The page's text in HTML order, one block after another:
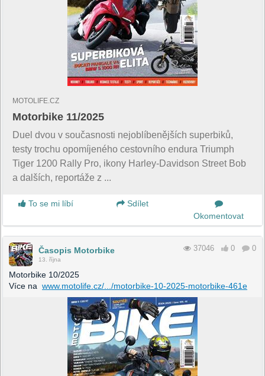
MOTOLIFE.CZ
Motorbike 11/2025
Duel dvou v současnosti nejoblíbenějších superbiků,
testy trochu opomíjeného cestovního endura Triumph
Tiger 1200 Rally Pro, ikony Harley-Davidson Street Bob
a dalších, reportáže z ...
To se mi líbí
Sdílet
Okomentovat
Časopis Motorbike
13. října
37046 0 0
Motorbike 10/2025
Více na www.motolife.cz/.../motorbike-10-2025-motorbike-461e